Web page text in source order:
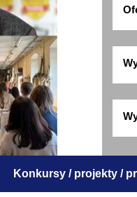
Konkursy / projekty /